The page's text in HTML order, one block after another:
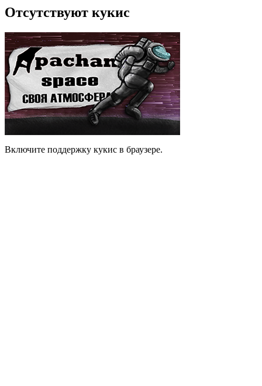
Отсутствуют кукис
Включите поддержку кукис в браузере.